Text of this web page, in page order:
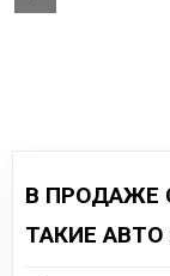
В ПРОДАЖЕ
ТАКИЕ АВТО